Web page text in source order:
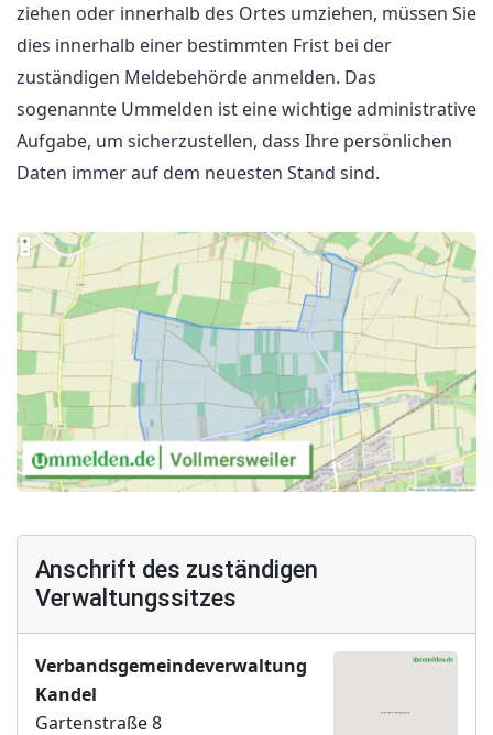
ziehen oder innerhalb des Ortes umziehen, müssen Sie
dies innerhalb einer bestimmten Frist bei der
zuständigen Meldebehörde anmelden. Das
sogenannte Ummelden ist eine wichtige administrative
Aufgabe, um sicherzustellen, dass Ihre persönlichen
Daten immer auf dem neuesten Stand sind.
Anschrift des zuständigen
Verwaltungssitzes
Verbandsgemeindeverwaltung
Kandel
Gartenstraße 8